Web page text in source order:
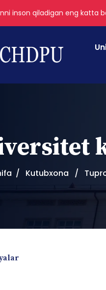
inson qiladigan eng katta
Kutubxona